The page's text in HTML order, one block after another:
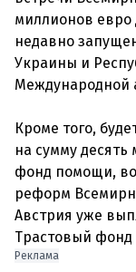
миллионов евро
недавно
Украины и
Международной
Кроме того,
на сумму
фонд помощи,
реформ
Австрия уже
Реклама